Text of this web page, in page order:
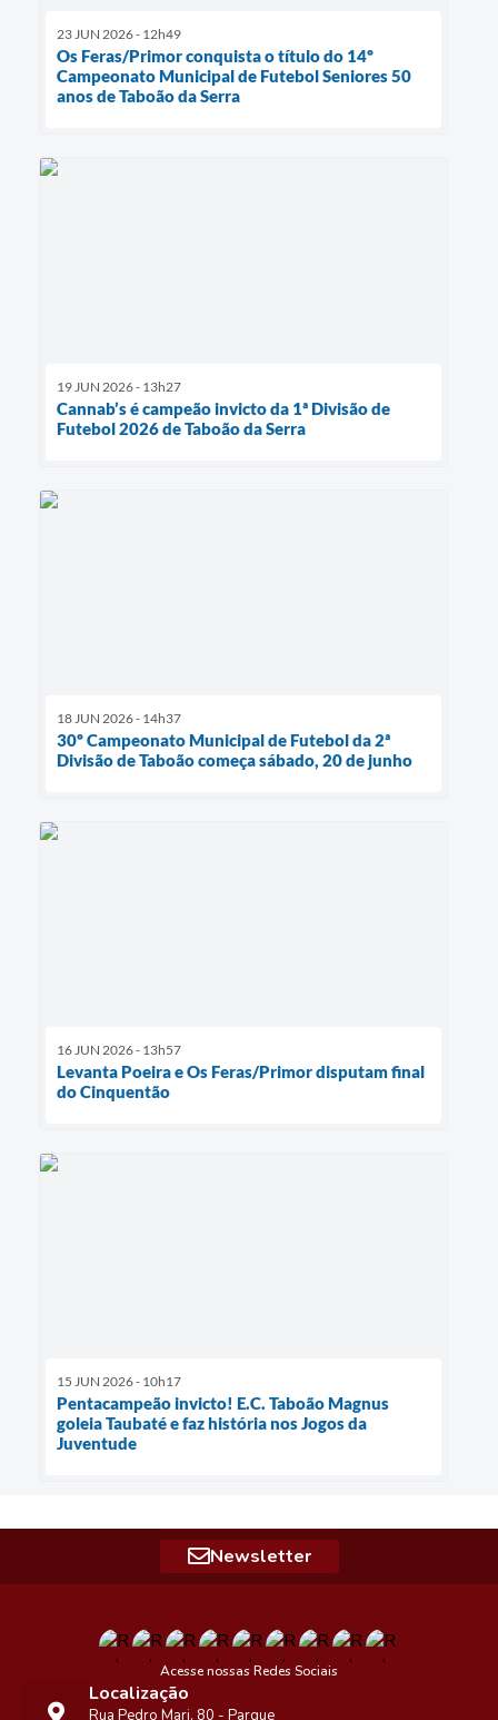
23 JUN 2026 - 12h49
Os Feras/Primor conquista o título do 14º
Campeonato Municipal de Futebol Seniores 50
anos de Taboão da Serra
19 JUN 2026 - 13h27
Cannab’s é campeão invicto da 1ª Divisão de
Futebol 2026 de Taboão da Serra
18 JUN 2026 - 14h37
30º Campeonato Municipal de Futebol da 2ª
Divisão de Taboão começa sábado, 20 de junho
16 JUN 2026 - 13h57
Levanta Poeira e Os Feras/Primor disputam final
do Cinquentão
15 JUN 2026 - 10h17
Pentacampeão invicto! E.C. Taboão Magnus
goleia Taubaté e faz história nos Jogos da
Juventude
Newsletter
Acesse nossas Redes Sociais
Localização
Rua Pedro Mari, 80 - Parque